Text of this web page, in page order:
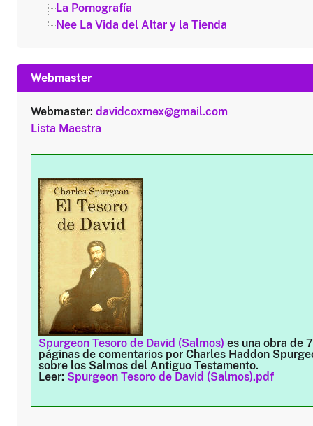
La Pornografía
Nee La Vida del Altar y la Tienda
Webmaster
Webmaster: davidcoxmex@gmail.com
Lista Maestra
Spurgeon Tesoro de David (Salmos) es una obra de
páginas de comentarios por Charles Haddon
sobre los Salmos del Antiguo Testamento.
Leer: Spurgeon Tesoro de David (Salmos).pdf